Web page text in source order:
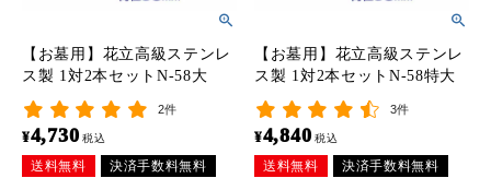
【お墓用】花立高級ステンレ
ス製 1対2本セットN-58大
2件
¥4,730 税込
送料無料 決済手数料無料
【お墓用】花立高級ステンレ
ス製 1対2本セットN-58特大
3件
¥4,840 税込
送料無料 決済手数料無料